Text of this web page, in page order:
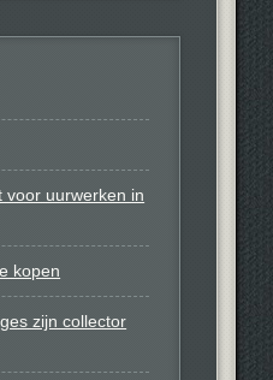
voor uurwerken in
kopen
zijn collector